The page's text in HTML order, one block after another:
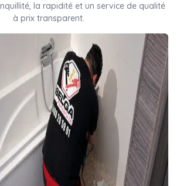
la rapidité et un service de qualité
à prix transparent.